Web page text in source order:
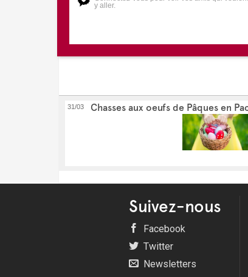
y aller.
31/03 Chasses aux oeufs de Pâques en
Suivez-nous
Facebook
Twitter
Newsletters